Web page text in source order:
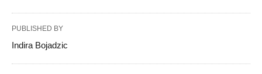
PUBLISHED BY
Indira Bojadzic